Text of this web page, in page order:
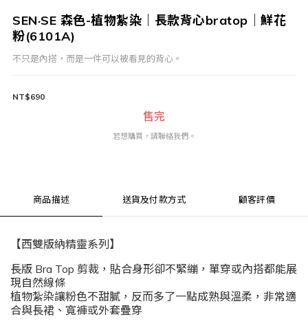
SEN·SE 森色-植物紮染｜長款背心bratop｜鮮花
粉(6101A)
不只是內搭，而是一件可以被看見的背心。
NT$690
售完
若想購買，請聯絡我們。
商品描述 送貨及付款方式 顧客評價
【西雙版納精靈系列】
長版 Bra Top 剪裁，貼合身形卻不緊繃，單穿或內搭都能展
現自然線條
植物紮染讓粉色不甜膩，反而多了一點成熟與溫柔，非常適
合與長裙、寬褲或外套疊穿